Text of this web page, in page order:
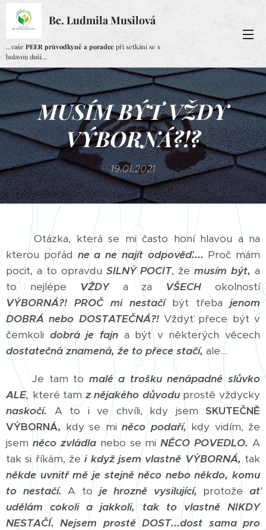
Bc. Ludmila Musilová
...vaše PEER průvodkyně a poradce při setkání se s
bolavou duší...
MUSÍM BÝT VŽDY
VÝBORNÁ?!?
19.01.2021
Otázka, která se mi často honí hlavou a na
kterou pořád ne a ne najít odpověď.... Proč mám
pocit, a to opravdu SILNÝ POCIT, žemusím být,a
to nejlépe
VŽDYa za VŠECH okolností
VÝBORNÁ?! PROČ mi nestačíbýt třeba jenom
DOBRÁ nebo DOSTATEČNÁ?!Vždyť přece být v
čemkoli dobrá je fajn a být v některých věcech
dostatečná znamená, že to přece stačí, ale...
Je tam to malé a trošku nenápadné slůvko
ALE, které tamz nějakého důvoduprostě vždycky
naskočí.
A to i ve chvíli, kdy jsem SKUTEČNĚ
VÝBORNÁ, kdy se miněco podaří,kdy vidím, že
jsem něco zvládla nebo se miNĚCO POVEDLO. A
tak si říkám, žei když jsem vlastně VÝBORNÁ, tak
někde uvnitř mě je stejně něco nebo někdo, komu
to nestačí. A to je hrozně vysilující, protože ať
udělám cokoli a jakkoli, tak to vlastně NIKDY
NESTAČÍ. Nejsem prostě DOST...dost sama pro